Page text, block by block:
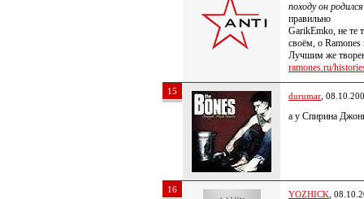
походу он
правильно
GarikEmko, не те
своём, о Ramones
Лучшим же
ramones.ru/
15 durumar ,
а у Спирина
16 YOZHICK ,